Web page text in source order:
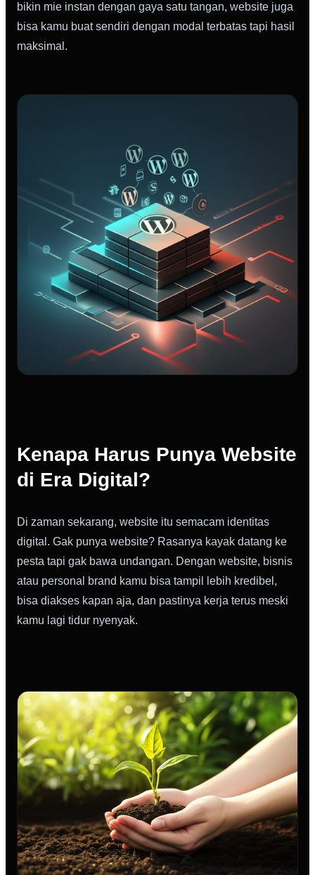
bikin mie instan dengan gaya satu tangan, website juga
bisa kamu buat sendiri dengan modal terbatas tapi hasil
maksimal.
Kenapa Harus Punya Website
di Era Digital?
Di zaman sekarang, website itu semacam identitas
digital. Gak punya website? Rasanya kayak datang ke
pesta tapi gak bawa undangan. Dengan website, bisnis
atau personal brand kamu bisa tampil lebih kredibel,
bisa diakses kapan aja, dan pastinya kerja terus meski
kamu lagi tidur nyenyak.